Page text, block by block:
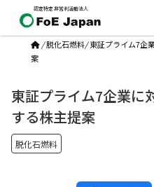
認定特定非営利活動法人
/脱化石燃料/ 東証プライム7企
案
東証プライム7企業に
する株主提案
脱化石燃料